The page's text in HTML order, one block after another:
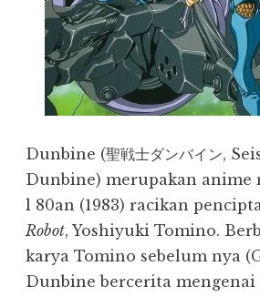
Dunbine (聖戦士ダンバイン,
Dunbine) merupakan anime
l 80an (1983) racikan
Robot, Yoshiyuki Tomino.
karya Tomino sebelum nya
Dunbine bercerita mengenai